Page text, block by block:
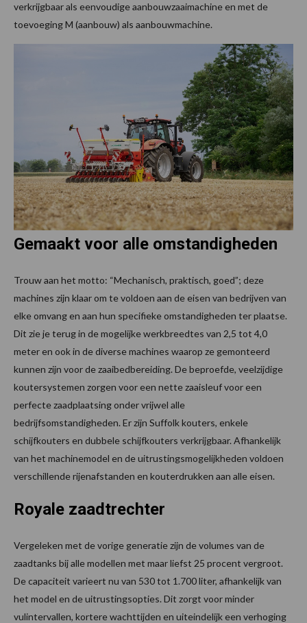
verkrijgbaar als eenvoudige aanbouwzaaimachine en met de
toevoeging M (aanbouw) als aanbouwmachine.
Gemaakt voor alle omstandigheden
Trouw aan het motto: “Mechanisch, praktisch, goed”; deze
machines zijn klaar om te voldoen aan de eisen van bedrijven van
elke omvang en aan hun specifieke omstandigheden ter plaatse.
Dit zie je terug in de mogelijke werkbreedtes van 2,5 tot 4,0
meter en ook in de diverse machines waarop ze gemonteerd
kunnen zijn voor de zaaibedbereiding. De beproefde, veelzijdige
koutersystemen zorgen voor een nette zaaisleuf voor een
perfecte zaadplaatsing onder vrijwel alle
bedrijfsomstandigheden. Er zijn Suffolk kouters, enkele
schijfkouters en dubbele schijfkouters verkrijgbaar. Afhankelijk
van het machinemodel en de uitrustingsmogelijkheden voldoen
verschillende rijenafstanden en kouterdrukken aan alle eisen.
Royale zaadtrechter
Vergeleken met de vorige generatie zijn de volumes van de
zaadtanks bij alle modellen met maar liefst 25 procent vergroot.
De capaciteit varieert nu van 530 tot 1.700 liter, afhankelijk van
het model en de uitrustingsopties. Dit zorgt voor minder
vulintervallen, kortere wachttijden en uiteindelijk een verhoging